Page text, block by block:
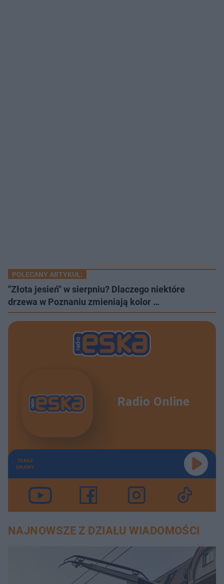
POLECANY ARTYKUŁ:
"Złota jesień" w sierpniu? Dlaczego niektóre
drzewa w Poznaniu zmieniają kolor …
Radio Online
TERAZ
GRAMY
NAJNOWSZE Z DZIAŁU WIADOMOŚCI